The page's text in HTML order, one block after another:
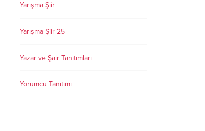
Yarışma Şiir
Yarışma Şiir 25
Yazar ve Şair Tanıtımları
Yorumcu Tanıtımı